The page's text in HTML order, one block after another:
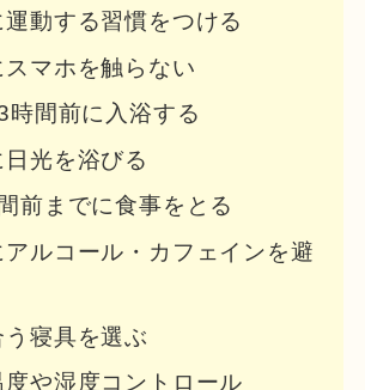
動する習慣をつける
マホを触らない
時間前に入浴する
光を浴びる
前までに食事をとる
ルコール・カフェインを避
寝具を選ぶ
や湿度コントロール